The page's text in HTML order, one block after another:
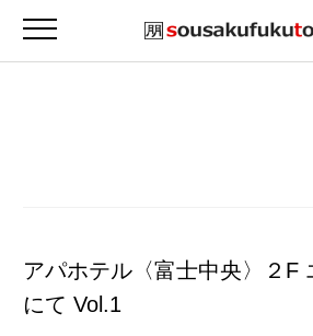
アパホテル〈富士中央〉２F
にて Vol.1